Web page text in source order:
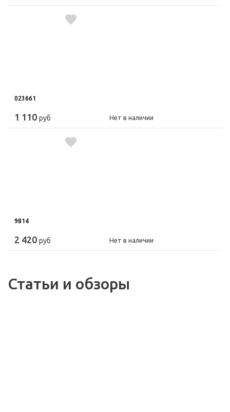
023661
1 110 руб Нет в наличии
9814
2 420 руб Нет в наличии
Статьи и обзоры